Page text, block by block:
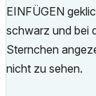
EINFÜGEN
schwarz und bei
Sternchen
nicht zu sehen.